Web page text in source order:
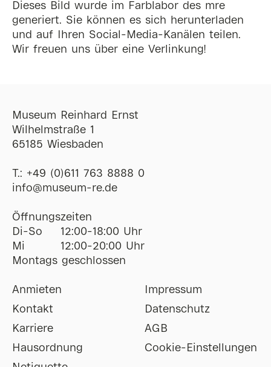
Dieses Bild wurde im Farblabor des mre
generiert. Sie können es sich herunterladen
und auf Ihren Social-Media-Kanälen teilen.
Wir freuen uns über eine Verlinkung!
Museum Reinhard Ernst
Wilhelmstraße 1
65185 Wiesbaden
T.: +49 (0)611 763 8888 0
ofni@museum-re de
Öffnungszeiten
Di-So
12:00-18:00 Uhr
Mi
12:00-20:00 Uhr
Montags geschlossen
Anmieten
Kontakt
Karriere
Hausordnung
Impressum
Datenschutz
AGB
Cookie-Einstellungen